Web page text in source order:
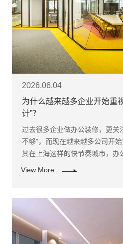
2026.06.04
为什么越来越多企业开始重
计”？
过去很多企业做办公装修，更关
不够”，而现在越来越多公司开
其在上海这样的快节奏城市，办
View More